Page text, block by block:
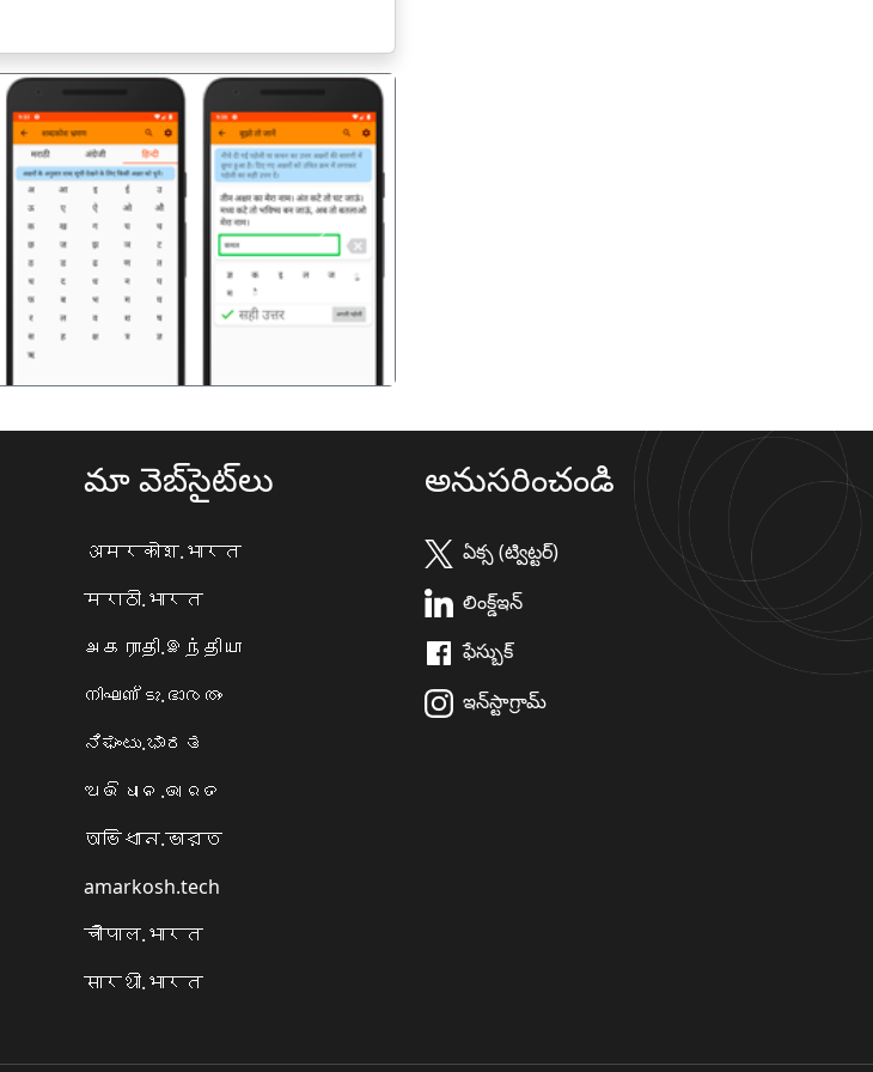
अगला
మా వెబ్‌సైట్‌లు
अमरकोश.भारत
मराठी.भारत
அகராதி.இந்தியா
നിഘണ്ടു.ഭാരതം
ನಿಘಂಟು.ಭಾರತ
ଅଭିଧାନ.ଭାରତ
অভিধান.ভারত
amarkosh.tech
चौपाल.भारत
सारथी.भारत
అనుసరించండి
ఏక్స (ట్విట్టర్)
లింక్డ్ఇన్
ఫేస్బుక్
ఇన్‌స్టాగ్రామ్